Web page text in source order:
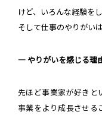
けど、いろんな経験を
そして仕事のやりがい
― やりがいを感じる理
先ほど事業家が好きと
事業をより成長させる